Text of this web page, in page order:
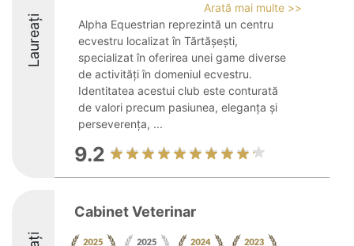
Laureați
Arată mai multe >>
Alpha Equestrian reprezintă un centru
ecvestru localizat în Tărtășești,
specializat în oferirea unei game diverse
de activități în domeniul ecvestru.
Identitatea acestui club este conturată
de valori precum pasiunea, eleganța și
perseverența, ...
9.2
Cabinet Veterinar